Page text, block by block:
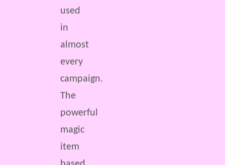
used
in
almost
every
campaign.
The
powerful
magic
item